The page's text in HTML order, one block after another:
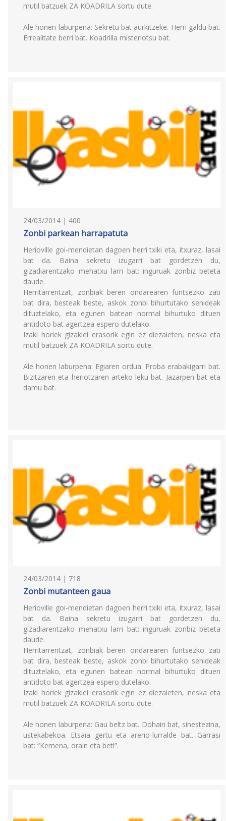
mutil batzuek ZA KOADRILA sortu dute.
Ale honen laburpena: Sekretu bat aurkitzeke. Herri galdu bat.
Errealitate berri bat. Koadrilla misteriotsu bat.
24/03/2014 | 400
Zonbi parkean harrapatuta
Herioville goi-mendietan dagoen herri txiki eta, itxuraz, lasai
bat da. Baina sekretu izugarri bat gordetzen du,
gizadiarentzako mehatxu larri bat: inguruak zonbiz beteta
daude.
Herritarrentzat, zonbiak beren ondarearen funtsezko zati
bat dira, besteak beste, askok zonbi bihurtutako senideak
dituztelako, eta egunen batean normal bihurtuko dituen
antidoto bat agertzea espero dutelako.
Izaki horiek gizakiei erasorik egin ez diezaieten, neska eta
mutil batzuek ZA KOADRILA sortu dute.
Ale honen laburpena: Egiaren ordua. Proba erabakigarri bat.
Bizitzaren eta heriotzaren arteko leku bat. Jazarpen bat eta
damu bat.
24/03/2014 | 718
Zonbi mutanteen gaua
Herioville goi-mendietan dagoen herri txiki eta, itxuraz, lasai
bat da. Baina sekretu izugarri bat gordetzen du,
gizadiarentzako mehatxu larri bat: inguruak zonbiz beteta
daude.
Herritarrentzat, zonbiak beren ondarearen funtsezko zati
bat dira, besteak beste, askok zonbi bihurtutako senideak
dituztelako, eta egunen batean normal bihurtuko dituen
antidoto bat agertzea espero dutelako.
Izaki horiek gizakiei erasorik egin ez diezaieten, neska eta
mutil batzuek ZA KOADRILA sortu dute.
Ale honen laburpena: Gau beltz bat. Dohain bat, sinestezina,
ustekabekoa. Etsaia gertu eta arerio-lurralde bat. Garrasi
bat: “Kemena, orain eta beti”.